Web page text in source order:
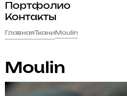
Портфолио
Контакты
ГлавнаяТканиMoulin
Moulin